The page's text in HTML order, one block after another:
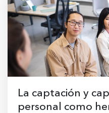
La captación y
personal como